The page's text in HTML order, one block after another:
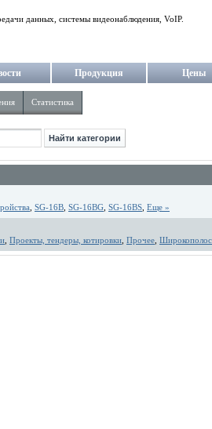
данных, системы видеонаблюдения, VoIP.
Продукция Цены
Статистика
SG-16B SG-16BG SG-16BS Еще »
Проекты, тендеры, котировки Прочее